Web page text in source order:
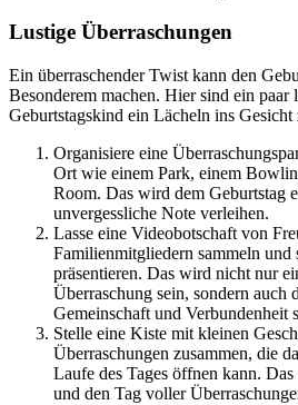
Lustige Überraschungen
Ein überraschender Twist kann den
Besonderem machen. Hier sind ein paar
Geburtstagskind ein Lächeln ins Gesicht
Organisiere eine
Ort wie einem Park, einem
Room. Das wird dem Geburtstag
unvergessliche Note verleihen.
Lasse eine Videobotschaft von
Familienmitgliedern sammeln und
präsentieren. Das wird nicht nur
Überraschung sein, sondern auch
Gemeinschaft und Verbundenheit
Stelle eine Kiste mit kleinen
Überraschungen zusammen, die
Laufe des Tages öffnen kann.
und den Tag voller